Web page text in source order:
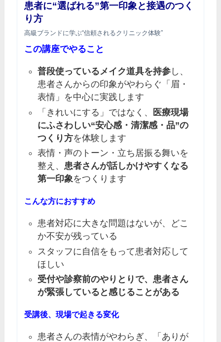
患者に“選ばれる”第一印象と接遇のつく
り方
高級ブランドに学ぶ“信頼されるクリニック体験”
この講座でやること
普段使っているメイク道具を持参 し、
患者さんからの印象がやわらぐ「眉・
表情」を中心に実践します
「きれいにする」ではなく、
医療現場
にふさわしい“安心感・清潔感・品”の
つくり方を体験します
表情・声のトーン・立ち居振る舞いを
整え、患者さんが話しかけやすくなる
第一印象をつくります
こんな方におすすめ
患者対応に大きな問題はないが、どこ
か不安が残っている
スタッフに自信をもって患者対応して
ほしい
受付や診察前のやりとりで、患者さん
が緊張していると感じることがある
受講後、現場で起きる変化
患者さんの表情がやわらぎ、「ありが